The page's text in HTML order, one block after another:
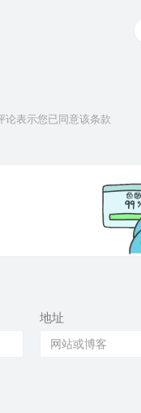
论表示您已同意该条款
地址